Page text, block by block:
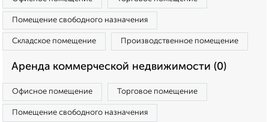
Помещение свободного назначения
Складское помещение Производственное помещение
Аренда коммерческой недвижимости (0)
Офисное помещение Торговое помещение
Помещение свободного назначения